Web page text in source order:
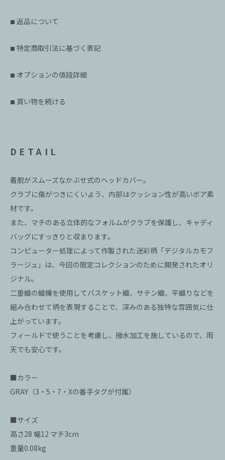
■ 返品について
■ 特定商取引法に基づく表記
■ オプションの値段詳細
■ 買い物を続ける
DETAIL
着脱がスムーズなかぶせ式のヘッドカバー。
クラブに傷がつきにくいよう、内部はクッション性が高いボア素
材です。
また、マチのある立体的なフォルムがクラブを保護し、キャディ
バッグにすっきりと収まります。
コンピューター処理によって作製された迷彩柄「デジタルカモフ
ラージュ」は、今回の限定コレクションのために開発されたオリ
ジナル。
二重織の織機を使用してバスケット織、サテン織、平織りなどを
組み合わせて柄を表現することで、深みのある独特な雰囲気に仕
上がっています。
フィールドで使うことを考慮し、撥水加工を施しているので、雨
天でも安心です。
■カラー
GRAY（3・5・7・Xの番手タグが付属）
■サイズ
高さ28 幅12 マチ3cm
重量0.08kg